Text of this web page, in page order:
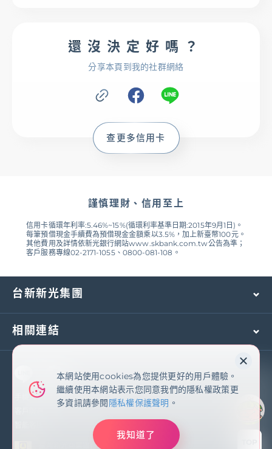
還沒決定好嗎？
分享本頁到我的社群網絡
查更多信用卡
謹慎理財、信用至上
信用卡循環年利率:5.46%~15%(循環利率基準日期:2015年9月1日)。
每筆預借現金手續費為預借現金金額乘以3.5%，加上新臺幣100元。
其他費用及詳情依新光銀行網站www.skbank.com.tw公告為準；
客戶服務專線02-2171-1055、0800-081-108。
台新新光集團
相關連結
手機及國外客服專線：(02)2171-1055
臺灣新光商業銀行股份有限公司
本網站使用cookies為您提供更好的用戶體驗。
繼續使用本網站表示您同意我們的隱私權政策更
多資訊請參閱隱私權保護聲明 。
我知道了
繼續使用本網站表示您同意我們的隱私權政策更
多資訊請參閱隱私權保護聲明
我知道了